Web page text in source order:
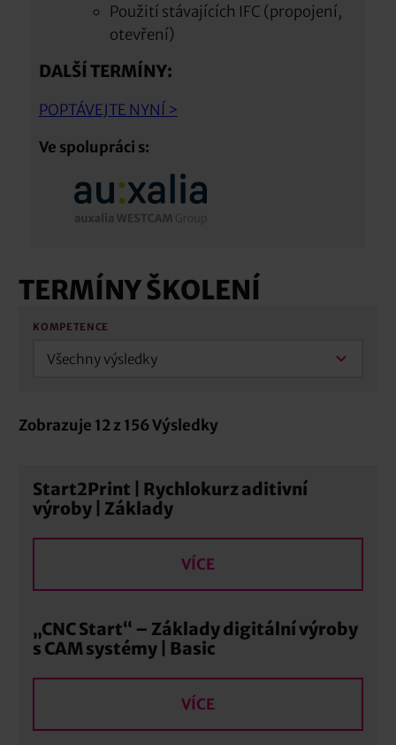
Použití stávajících IFC (propojení,
otevření)
DALŠÍ TERMÍNY:
POPTÁVEJTE NYNÍ >
Ve spolupráci s:
TERMÍNY ŠKOLENÍ
KOMPETENCE
Všechny výsledky
Zobrazuje 12z 156Výsledky
Start2Print | Rychlokurz aditivní
výroby | Základy
VÍCE
„CNC Start“ – Základy digitální výroby
s CAM systémy | Basic
VÍCE